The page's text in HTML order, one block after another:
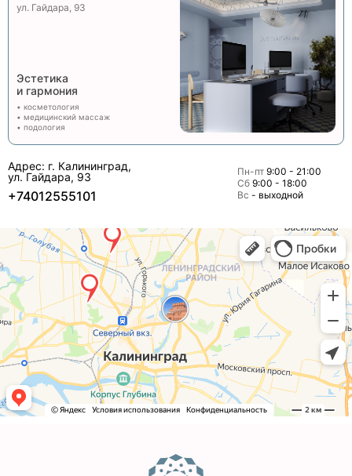
ул. Гайдара, 93
Эстетика
и гармония
• косметология
• медицинский массаж
• подология
Адрес: г. Калининград,
ул. Гайдара, 93
+74012555101
Пн-пт 9:00 - 21:00
Сб 9:00 - 18:00
Вс - выходной